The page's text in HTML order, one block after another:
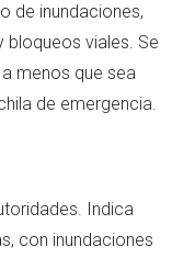
de inundaciones,
bloqueos viales. Se
menos que sea
de emergencia.
Indica
con inundaciones